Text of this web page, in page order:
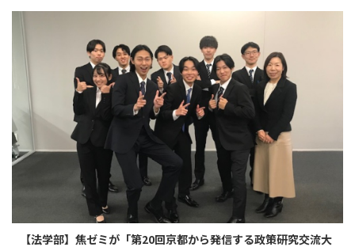
【法学部】焦ゼミが「第20回京都から発信する政策研究交流大